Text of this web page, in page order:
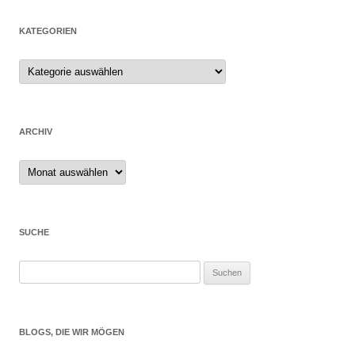
KATEGORIEN
ARCHIV
Archiv
SUCHE
BLOGS, DIE WIR MÖGEN